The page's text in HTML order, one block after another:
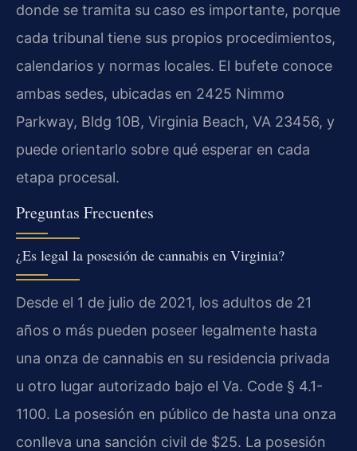
donde se tramita su caso es importante, porque
cada tribunal tiene sus propios procedimientos,
calendarios y normas locales. El bufete conoce
ambas sedes, ubicadas en 2425 Nimmo
Parkway, Bldg 10B, Virginia Beach, VA 23456, y
puede orientarlo sobre qué esperar en cada
etapa procesal.
Preguntas Frecuentes
¿Es legal la posesión de cannabis en Virginia?
Desde el 1 de julio de 2021, los adultos de 21
años o más pueden poseer legalmente hasta
una onza de cannabis en su residencia privada
u otro lugar autorizado bajo el Va. Code § 4.1-
1100. La posesión en público de hasta una onza
conlleva una sanción civil de $25. La posesión